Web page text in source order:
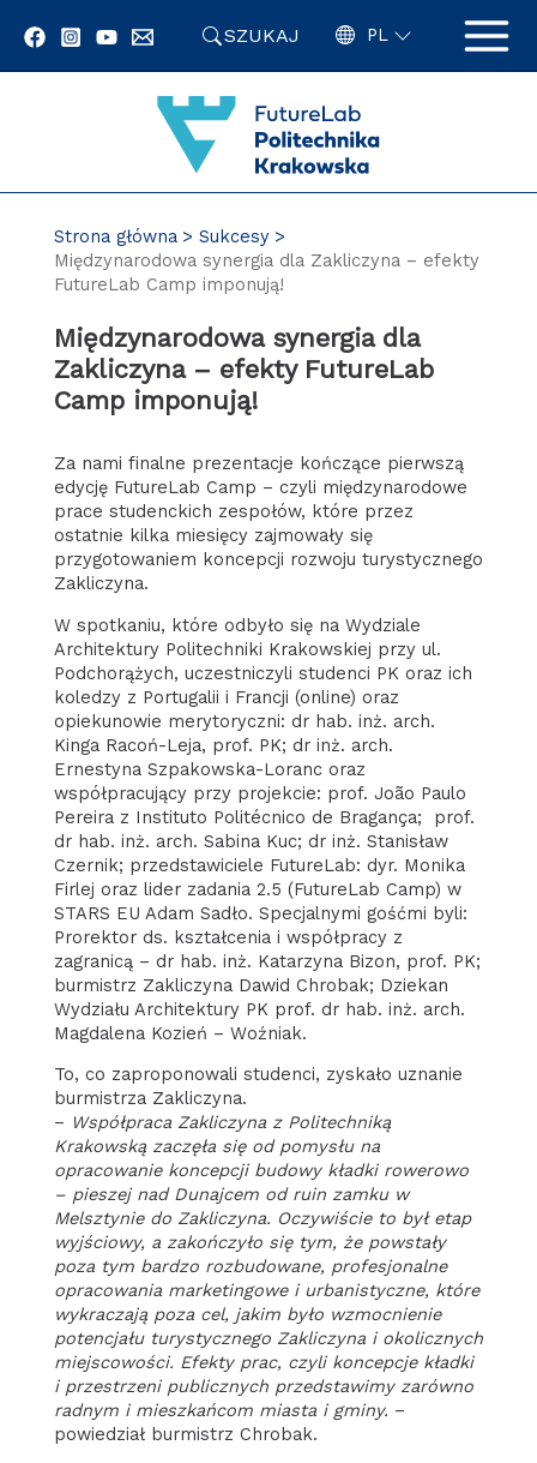
SZUKAJ PL
Strona główna
Sukcesy
Międzynarodowa synergia dla Zakliczyna – efekty
FutureLab Camp imponują!
Międzynarodowa synergia dla
Zakliczyna – efekty FutureLab
Camp imponują!
Za nami finalne prezentacje kończące pierwszą
edycję FutureLab Camp – czyli międzynarodowe
prace studenckich zespołów, które przez
ostatnie kilka miesięcy zajmowały się
przygotowaniem koncepcji rozwoju turystycznego
Zakliczyna.
W spotkaniu, które odbyło się na Wydziale
Architektury Politechniki Krakowskiej przy ul.
Podchorążych, uczestniczyli studenci PK oraz ich
koledzy z Portugalii i Francji (online) oraz
opiekunowie merytoryczni: dr hab. inż. arch.
Kinga Racoń-Leja, prof. PK; dr inż. arch.
Ernestyna Szpakowska-Loranc oraz
współpracujący przy projekcie: prof. João Paulo
Pereira z Instituto Politécnico de Bragança; prof.
dr hab. inż. arch. Sabina Kuc; dr inż. Stanisław
Czernik; przedstawiciele FutureLab: dyr. Monika
Firlej oraz lider zadania 2.5 (FutureLab Camp) w
STARS EU Adam Sadło. Specjalnymi gośćmi byli:
Prorektor ds. kształcenia i współpracy z
zagranicą – dr hab. inż. Katarzyna Bizon, prof. PK;
burmistrz Zakliczyna Dawid Chrobak; Dziekan
Wydziału Architektury PK prof. dr hab. inż. arch.
Magdalena Kozień – Woźniak.
To, co zaproponowali studenci, zyskało uznanie
burmistrza Zakliczyna.
– Współpraca Zakliczyna z Politechniką
Krakowską zaczęła się od pomysłu na
opracowanie koncepcji budowy kładki rowerowo
– pieszej nad Dunajcem od ruin zamku w
Melsztynie do Zakliczyna. Oczywiście to był etap
wyjściowy, a zakończyło się tym, że powstały
poza tym bardzo rozbudowane, profesjonalne
opracowania marketingowe i urbanistyczne, które
wykraczają poza cel, jakim było wzmocnienie
potencjału turystycznego Zakliczyna i okolicznych
miejscowości. Efekty prac, czyli koncepcje kładki
i przestrzeni publicznych przedstawimy zarówno
radnym i mieszkańcom miasta i gminy. –
powiedział burmistrz Chrobak.